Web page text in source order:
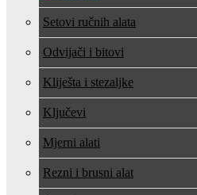
Setovi ručnih alata
Odvijači i bitovi
Kliješta i stezaljke
Ključevi
Mjerni alati
Rezni i brusni alat